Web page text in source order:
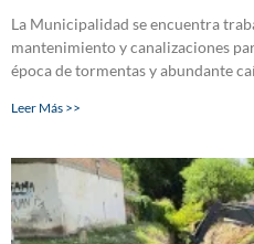
La Municipalidad se encuentra
mantenimiento y canalizaciones
época de tormentas y abundante
Leer Más >>